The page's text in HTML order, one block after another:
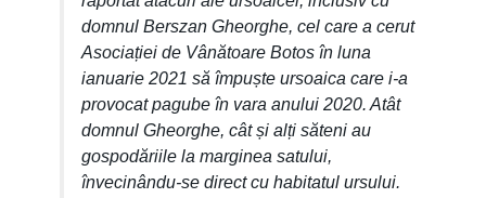
domnul Berszan Gheorghe, cel care a cerut
Asociației de Vânătoare Botos în luna
ianuarie 2021 să împuște ursoaica care i-a
provocat pagube în vara anului 2020. Atât
domnul Gheorghe, cât și alți săteni au
gospodăriile la marginea satului,
învecinându-se direct cu habitatul ursului.